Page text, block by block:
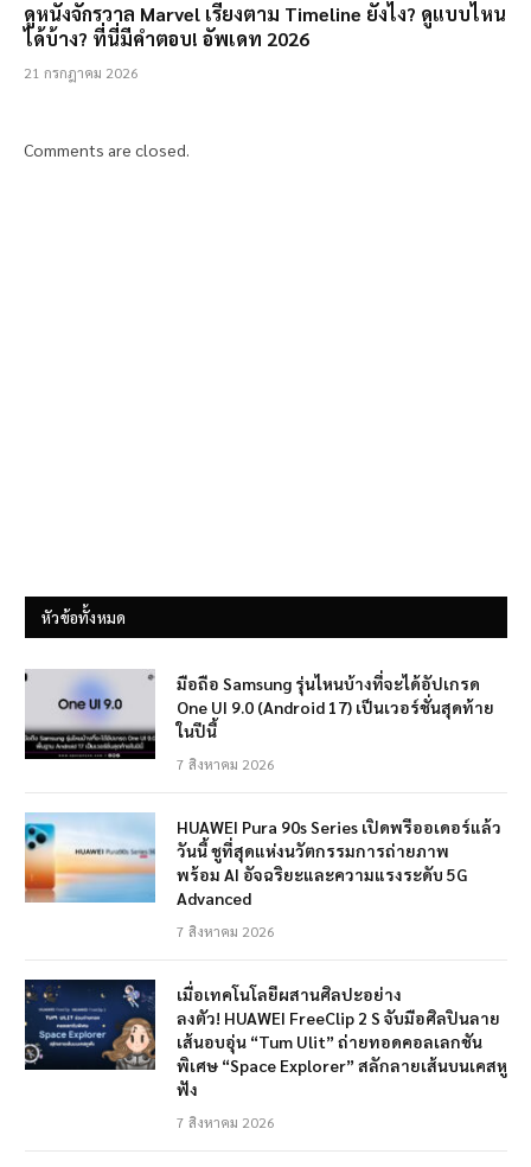
ดูหนังจักรวาล Marvel เรียงตาม Timeline ยังไง? ดูแบบไหน
ได้บ้าง? ที่นี่มีคำตอบ! อัพเดท 2026
21 กรกฎาคม 2026
Comments are closed.
หัวข้อทั้งหมด
มือถือ Samsung รุ่นไหนบ้างที่จะได้อัปเกรด
One UI 9.0 (Android 17) เป็นเวอร์ชั่นสุดท้าย
ในปีนี้
7 สิงหาคม 2026
HUAWEI Pura 90s Series เปิดพรีออเดอร์แล้ว
วันนี้ ชูที่สุดแห่งนวัตกรรมการถ่ายภาพ
พร้อม AI อัจฉริยะและความแรงระดับ 5G
Advanced
7 สิงหาคม 2026
เมื่อเทคโนโลยีผสานศิลปะอย่าง
ลงตัว! HUAWEI FreeClip 2 S จับมือศิลปินลาย
เส้นอบอุ่น “Tum Ulit” ถ่ายทอดคอลเลกชัน
พิเศษ “Space Explorer” สลักลายเส้นบนเคสหู
ฟัง
7 สิงหาคม 2026